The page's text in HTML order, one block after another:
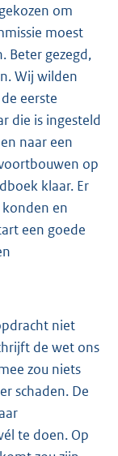
om
moest
Beter gezegd,
Wij wilden
eerste
die is ingesteld
naar een
op
klaar. Er
en
een goede
niet
de wet ons
zou niets
schaden. De
te doen. Op